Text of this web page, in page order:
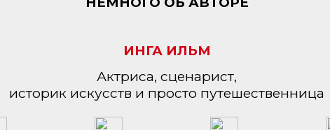
ИНГА ИЛЬМ
Актриса, сценарист,
историк искусств и просто путешественница